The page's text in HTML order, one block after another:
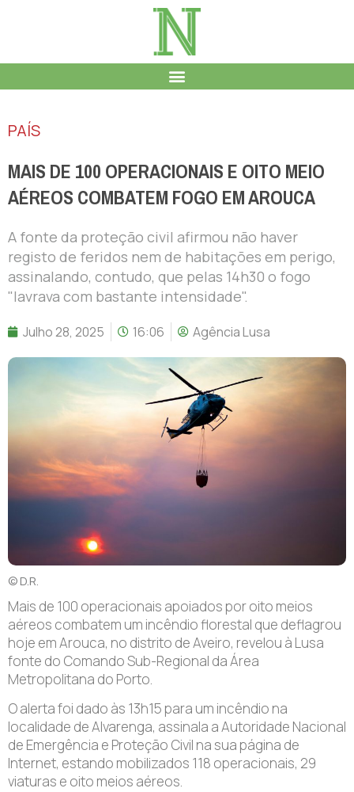
PAÍS
MAIS DE 100 OPERACIONAIS E OITO MEIO
AÉREOS COMBATEM FOGO EM AROUCA
A fonte da proteção civil afirmou não haver
registo de feridos nem de habitações em perigo,
assinalando, contudo, que pelas 14h30 o fogo
"lavrava com bastante intensidade".
Julho 28, 2025 16:06 Agência Lusa
© D.R.
Mais de 100 operacionais apoiados por oito meios
aéreos combatem um incêndio florestal que deflagrou
hoje em Arouca, no distrito de Aveiro, revelou à Lusa
fonte do Comando Sub-Regional da Área
Metropolitana do Porto.
O alerta foi dado às 13h15 para um incêndio na
localidade de Alvarenga, assinala a Autoridade Nacional
de Emergência e Proteção Civil na sua página de
Internet, estando mobilizados 118 operacionais, 29
viaturas e oito meios aéreos.